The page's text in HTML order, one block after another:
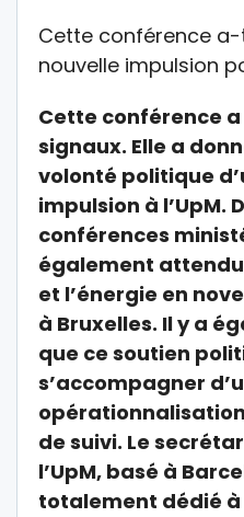
Cette conférence
nouvelle impulsion
Cette conférence
signaux. Elle a
volonté politique
impulsion à l’UpM.
conférences
également
et l’énergie en
à Bruxelles. Il y a
que ce soutien
s’accompagner
de suivi. Le
l’UpM, basé à
totalement dédié